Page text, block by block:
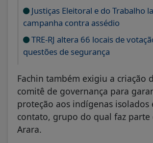
Justiças Eleitoral e do Trabalho
campanha contra assédio
TRE-RJ altera 66 locais de
questões de segurança
Fachin também exigiu a criação
comitê de governança para
proteção aos indígenas isolados
contato, grupo do qual faz parte
Arara.